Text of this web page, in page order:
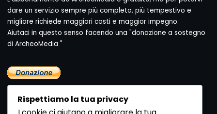
dare un servizio sempre più completo, più tempestivo e
migliore richiede maggiori costi e maggior impegno.
Aiutaci in questo senso facendo una "donazione a sostegno
di ArcheoMedia "
Rispettiamo la tua privacy